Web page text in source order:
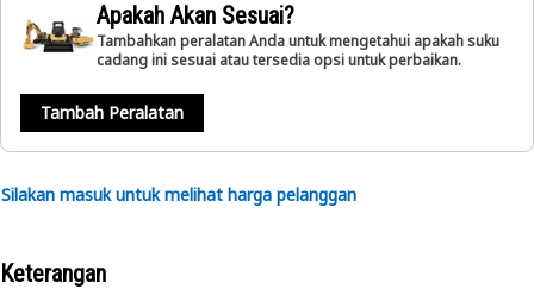
Apakah Akan Sesuai?
Tambahkan peralatan Anda untuk mengetahui apakah suku
cadang ini sesuai atau tersedia opsi untuk perbaikan.
Tambah Peralatan
Silakan masuk untuk melihat harga pelanggan
Keterangan